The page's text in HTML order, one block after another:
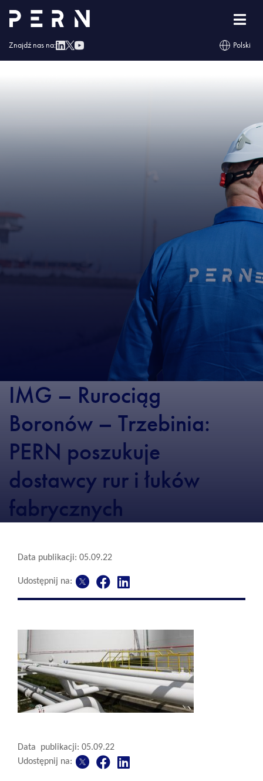
Znajdź nas na: Polski
Strona główna »Rurociąg Boronów – Trzebinia: PERN poszukuje dostawcy rur i
dostawcy rur i łuków fabrycznych
IMG – Rurociąg
Boronów – Trzebinia:
PERN poszukuje
dostawcy rur i łuków
fabrycznych
Data publikacji: 05.09.22
Udostępnij na:
Data publikacji: 05.09.22
Udostępnij na: